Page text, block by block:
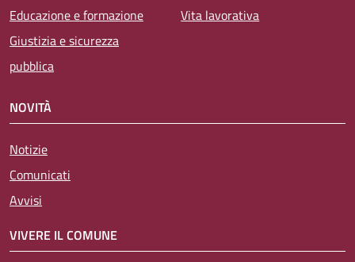
Educazione e formazione
Giustizia e sicurezza
pubblica
Vita lavorativa
NOVITÀ
Notizie
Comunicati
Avvisi
VIVERE IL COMUNE